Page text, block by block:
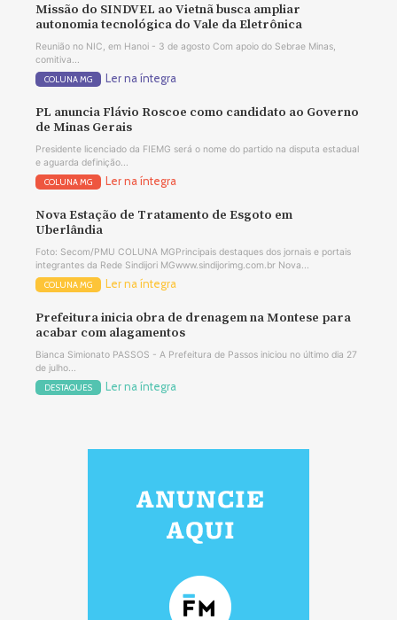
Missão do SINDVEL ao Vietnã busca ampliar
autonomia tecnológica do Vale da Eletrônica
Reunião no NIC, em Hanoi - 3 de agosto Com apoio do Sebrae Minas,
comitiva...
COLUNA MG Ler na íntegra
PL anuncia Flávio Roscoe como candidato ao Governo
de Minas Gerais
Presidente licenciado da FIEMG será o nome do partido na disputa estadual
e aguarda definição...
COLUNA MG Ler na íntegra
Nova Estação de Tratamento de Esgoto em
Uberlândia
Foto: Secom/PMU COLUNA MGPrincipais destaques dos jornais e portais
integrantes da Rede Sindijori MGwww.sindijorimg.com.br Nova...
COLUNA MG Ler na íntegra
Prefeitura inicia obra de drenagem na Montese para
acabar com alagamentos
Bianca Simionato PASSOS - A Prefeitura de Passos iniciou no último dia 27
de julho...
DESTAQUES Ler na íntegra